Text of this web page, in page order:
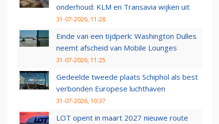
onderhoud: KLM en Transavia wijken uit
31-07-2026, 11:28
Einde van een tijdperk: Washington Dulles
neemt afscheid van Mobile Lounges
31-07-2026, 11:25
Gedeelde tweede plaats Schiphol als best
verbonden Europese luchthaven
31-07-2026, 10:37
LOT opent in maart 2027 nieuwe route